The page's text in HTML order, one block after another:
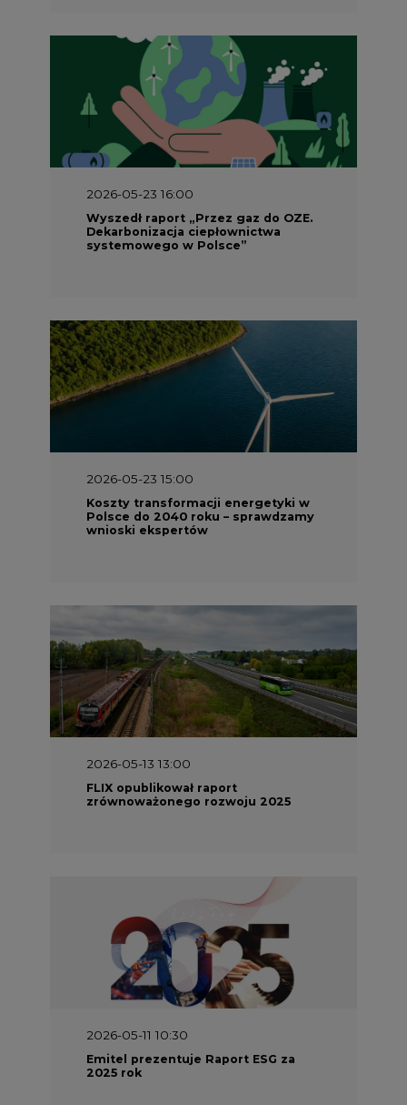
2026-05-23 16:00
Wyszedł raport „Przez gaz do OZE.
Dekarbonizacja ciepłownictwa
systemowego w Polsce”
2026-05-23 15:00
Koszty transformacji energetyki w
Polsce do 2040 roku – sprawdzamy
wnioski ekspertów
2026-05-13 13:00
FLIX opublikował raport
zrównoważonego rozwoju 2025
2026-05-11 10:30
Emitel prezentuje Raport ESG za
2025 rok